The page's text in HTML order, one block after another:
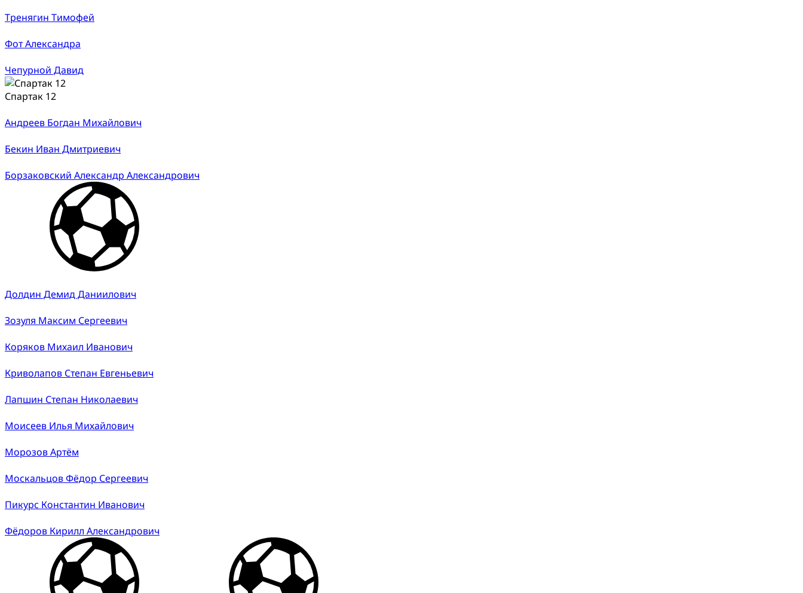
Тренягин Тимофей
Фот Александра
Чепурной Давид
Спартак 12
Андреев Богдан Михайлович
Бекин Иван Дмитриевич
Борзаковский Александр Александрович
Долдин Демид Даниилович
Зозуля Максим Сергеевич
Коряков Михаил Иванович
Криволапов Степан Евгеньевич
Лапшин Степан Николаевич
Моисеев Илья Михайлович
Морозов Артём
Москальцов Фёдор Сергеевич
Пикурс Константин Иванович
Фёдоров Кирилл Александрович